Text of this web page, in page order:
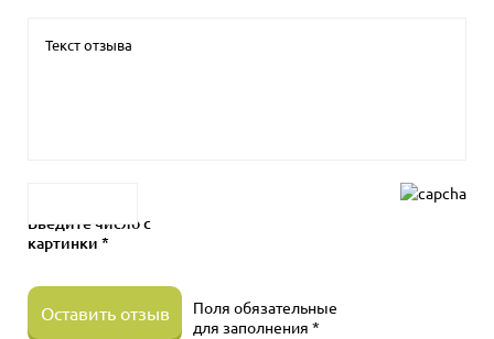
Введите число с
картинки *
Оставить отзыв
Поля обязательные
для заполнения *